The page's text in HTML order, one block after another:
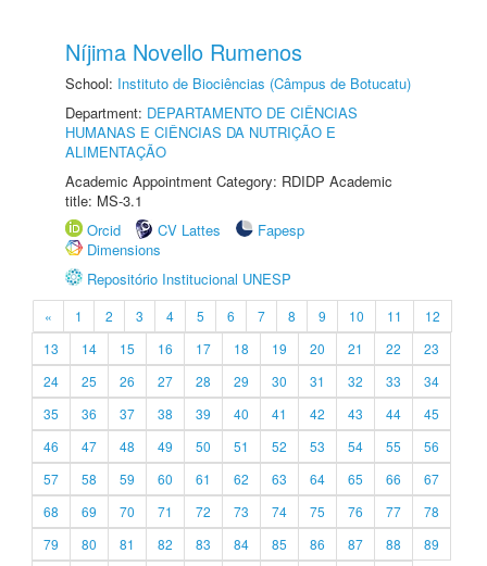
Níjima Novello Rumenos
School: Instituto de Biociências (Câmpus de Botucatu)
Department: DEPARTAMENTO DE CIÊNCIAS
HUMANAS E CIÊNCIAS DA NUTRIÇÃO E
ALIMENTAÇÃO
Academic Appointment Category: RDIDP Academic
title: MS-3.1
Orcid
CV Lattes
Fapesp
Dimensions
Repositório Institucional UNESP
« 1 2 3 4 5 6 7 8 9 10 11
12
13
14 15 16 17 18 19 20 21 22
23
24
25 26 27 28 29 30 31 32 33
34
35
36 37 38 39 40 41 42 43 44
45
46
47 48 49 50 51 52 53 54 55
56
57
58 59 60 61 62 63 64 65 66
67
68
69 70 71 72 73 74 75 76 77
78
79
80 81 82 83 84 85 86 87 88
89